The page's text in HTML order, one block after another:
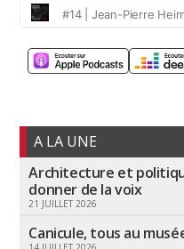
A LA UNE
Architecture et
donner de la voix
21 JUILLET 2026
Canicule, tous au